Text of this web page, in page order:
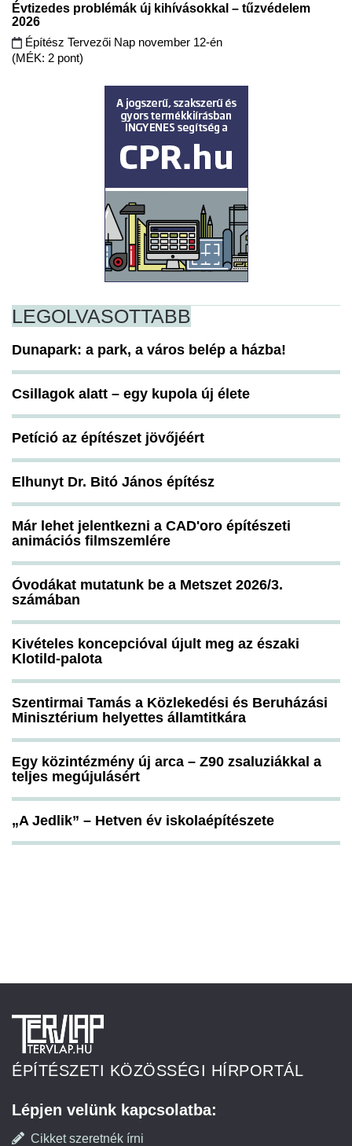
Évtizedes problémák új kihívásokkal – tűzvédelem
2026
Építész Tervezői Nap november 12-én
(MÉK: 2 pont)
LEGOLVASOTTABB
Dunapark: a park, a város belép a házba!
Csillagok alatt – egy kupola új élete
Petíció az építészet jövőjéért
Elhunyt Dr. Bitó János építész
Már lehet jelentkezni a CAD'oro építészeti
animációs filmszemlére
Óvodákat mutatunk be a Metszet 2026/3.
számában
Kivételes koncepcióval újult meg az északi
Klotild-palota
Szentirmai Tamás a Közlekedési és Beruházási
Minisztérium helyettes államtitkára
Egy közintézmény új arca – Z90 zsaluziákkal a
teljes megújulásért
„A Jedlik” – Hetven év iskolaépítészete
ÉPÍTÉSZETI KÖZÖSSÉGI HÍRPORTÁL
Lépjen velünk kapcsolatba:
Cikket szeretnék írni